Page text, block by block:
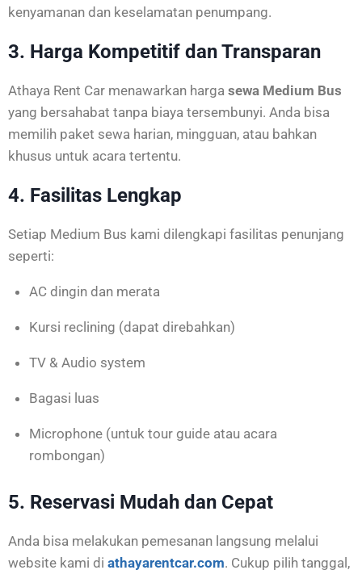
kenyamanan dan keselamatan penumpang.
3. Harga Kompetitif dan Transparan
Athaya Rent Car menawarkan harga sewa Medium Bus
yang bersahabat tanpa biaya tersembunyi. Anda bisa
memilih paket sewa harian, mingguan, atau bahkan
khusus untuk acara tertentu.
4. Fasilitas Lengkap
Setiap Medium Bus kami dilengkapi fasilitas penunjang
seperti:
AC dingin dan merata
Kursi reclining (dapat direbahkan)
TV & Audio system
Bagasi luas
Microphone (untuk tour guide atau acara
rombongan)
5. Reservasi Mudah dan Cepat
Anda bisa melakukan pemesanan langsung melalui
website kami di athayarentcar.com. Cukup pilih tanggal,